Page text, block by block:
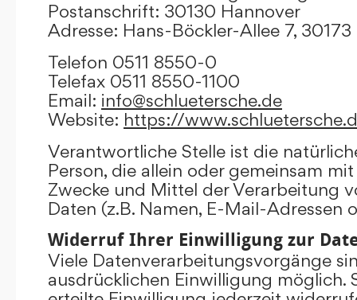
Postanschrift: 30130 Hannover
Adresse: Hans-Böckler-Allee 7,
Telefon 0511 8550-0
Telefax 0511 8550-1100
Email: info@schluetersche.de
Website: https://
Verantwortliche Stelle ist die
Person, die allein oder gemeinsam
Zwecke und Mittel der Verarbeitung
Daten (z.B. Namen, E-Mail-Adressen
Widerruf Ihrer Einwilligung zur
Viele Datenverarbeitungsvorgänge
ausdrücklichen Einwilligung möglich.